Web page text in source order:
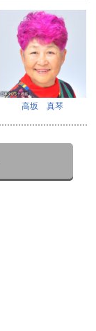
高坂 真琴